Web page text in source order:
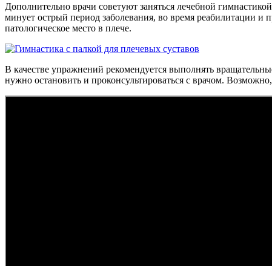
Дополнительно врачи советуют заняться лечебной
минует острый период заболевания, во время реабилитации и
патологическое место в плече.
В качестве упражнений рекомендуется выполнять
нужно остановить и проконсультироваться с врачом.